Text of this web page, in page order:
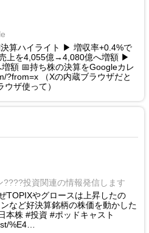
算ハイライト ▶ 増収率+0.4%で
上を4,055億→4,080億へ増額 ▶
額 📅持ち株の決算をGoogleカレ
?from=x （Xの内蔵ブラウザだと
ザ使って）
????投資関連の情報発信します
TOPIXやグロースは上昇したの
など好決算銘柄の株価を動かした
本株 #投資 #ポッドキャスト
%E4…